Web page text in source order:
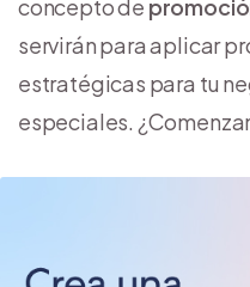
concepto de
servirán para aplicar
estratégicas para tu
especiales.